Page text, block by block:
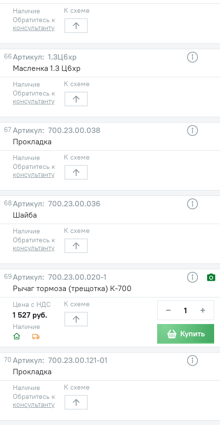
Наличие
Обратитесь к
консультанту
К схеме
66
1.3Ц6хр
Масленка 1.3 Ц6хр
Наличие
Обратитесь к
консультанту
К схеме
67
700.23.00.038
Прокладка
Наличие
Обратитесь к
консультанту
К схеме
68
700.23.00.036
Шайба
Наличие
Обратитесь к
консультанту
К схеме
69
700.23.00.020-1
Рычаг тормоза (трещотка) К-700
Наличие
Цена с НДС
1 527 руб.
К схеме − +
Купить
70
700.23.00.121-01
Прокладка
Наличие
Обратитесь к
консультанту
К схеме